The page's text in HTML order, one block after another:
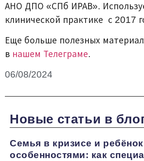
АНО ДПО «СПб ИРАВ».
клинической практике с 2017
Еще больше полезных
в нашем Телеграме.
06/08/2024
Новые статьи в
Семья в кризисе и ребёнок
особенностями: как